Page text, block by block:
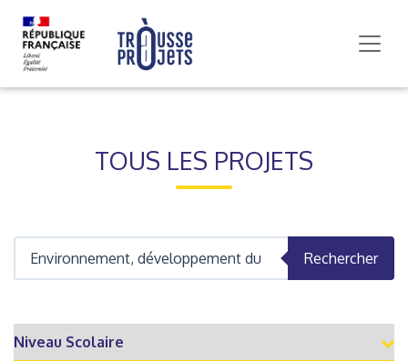
TOUS LES PROJETS
Rechercher